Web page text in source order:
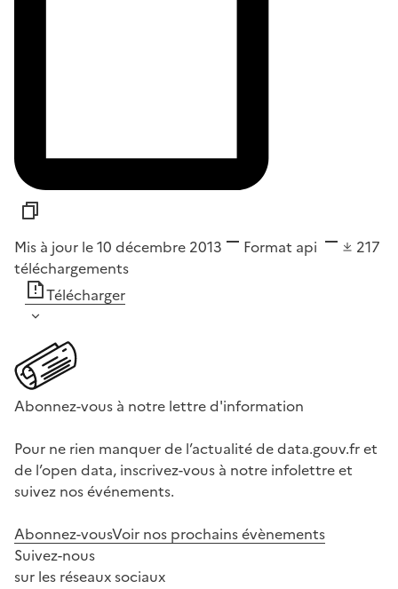
Mis à jour le 10 décembre 2013 Format api
217
téléchargements
Télécharger
Abonnez-vous à notre lettre d'information
Pour ne rien manquer de l’actualité de data.gouv.fr et
de l’open data, inscrivez-vous à notre infolettre et
suivez nos événements.
Abonnez-vousVoir nos prochains évènements
Suivez-nous
sur les réseaux sociaux